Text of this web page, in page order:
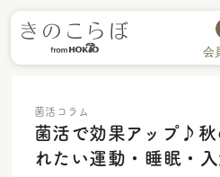
会
菌活コラム
菌活で効果アップ♪
れたい運動・睡眠・